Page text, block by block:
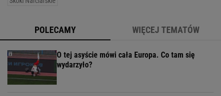
POLECAMY WIĘCEJ TEMATÓW
O tej asyście mówi cała Europa. Co tam się
wydarzyło?